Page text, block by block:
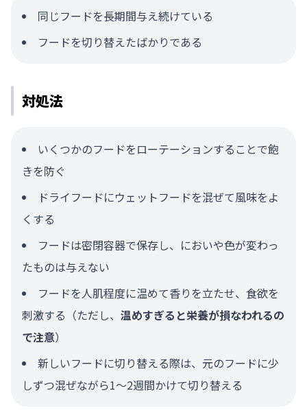
同じフードを長期間与え続けている
フードを切り替えたばかりである
対処法
いくつかのフードをローテーションすることで飽
きを防ぐ
ドライフードにウェットフードを混ぜて風味をよ
くする
フードは密閉容器で保存し、においや色が変わっ
たものは与えない
フードを人肌程度に温めて香りを立たせ、食欲を
刺激する（ただし、 温めすぎると栄養が損なわれるの
で注意）
新しいフードに切り替える際は、元のフードに少
しずつ混ぜながら1〜2週間かけて切り替える